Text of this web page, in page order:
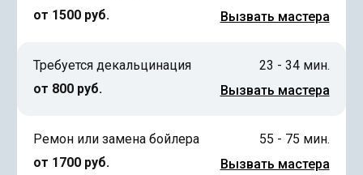
от 1500 руб.
Вызвать мастера
Требуется декальцинация
от 800 руб.
23 - 34 мин.
Вызвать мастера
Ремон или замена бойлера
от 1700 руб.
55 - 75 мин.
Вызвать мастера